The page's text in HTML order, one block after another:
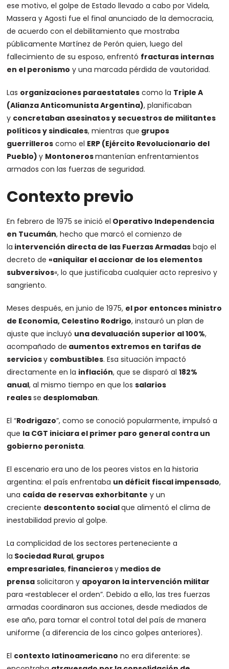
ese motivo, el golpe de Estado llevado a cabo por Videla,
Massera y Agosti fue el final anunciado de la democracia,
de acuerdo con el debilitamiento que mostraba
públicamente Martínez de Perón quien, luego del
fallecimiento de su esposo, enfrentó fracturas internas
en el peronismo y una marcada pérdida de vautoridad.
Las organizaciones paraestatales como la Triple A
(Alianza Anticomunista Argentina), planificaban
y concretaban asesinatos y secuestros de militantes
políticos y sindicales, mientras que grupos
guerrilleros como el ERP (Ejército Revolucionario del
Pueblo)y Montonerosmantenían enfrentamientos
armados con las fuerzas de seguridad.
Contexto previo
En febrero de 1975 se inició el Operativo Independencia
en Tucumán, hecho que marcó el comienzo de
la intervención directa de las Fuerzas Armadas bajo el
decreto de«aniquilar el accionar de los elementos
subversivos«, lo que justificaba cualquier acto represivo y
sangriento.
Meses después, en junio de 1975, el por entonces ministro
de Economía, Celestino Rodrigo, instauró un plan de
ajuste que incluyó una devaluación superior al 100%,
acompañado de aumentos extremos en tarifas de
serviciosy combustibles. Esa situación impactó
directamente en la inflación, que se disparó al182%
anual, al mismo tiempo en que lossalarios
realesse desplomaban.
El “Rodrigazo”, como se conoció popularmente, impulsó a
que la CGT iniciara el primer paro general contra un
gobierno peronista.
El escenario era uno de los peores vistos en la historia
argentina: el país enfrentaba un déficit fiscal impensado,
una caída de reservas exhorbitante y un
creciente descontento socialque alimentó el clima de
inestabilidad previo al golpe.
La complicidad de los sectores perteneciente a
la Sociedad Rural, grupos
empresariales, financierosy medios de
prensa solicitaron y apoyaron la intervención militar
para «restablecer el orden”. Debido a ello, las tres fuerzas
armadas coordinaron sus acciones, desde mediados de
ese año, para tomar el control total del país de manera
uniforme (a diferencia de los cinco golpes anteriores).
El contexto latinoamericano no era diferente: se